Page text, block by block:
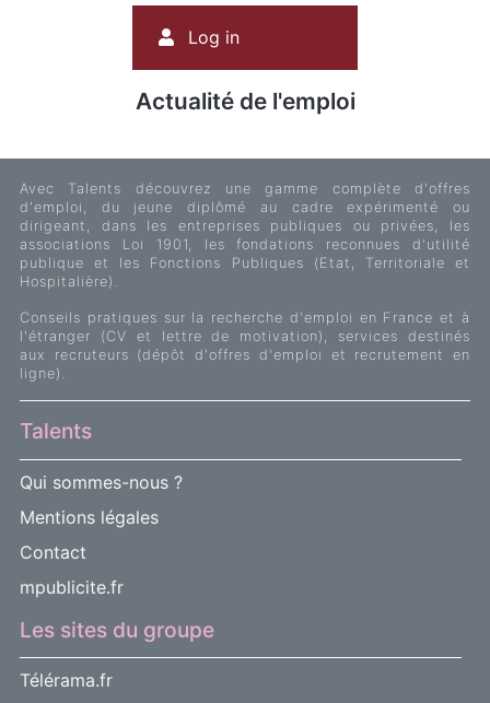
account
menu
Log in
Actualité de l'emploi
Avec Talents découvrez une gamme complète d'offres
d'emploi, du jeune diplômé au cadre expérimenté ou
dirigeant, dans les entreprises publiques ou privées, les
associations Loi 1901, les fondations reconnues d'utilité
publique et les Fonctions Publiques (Etat, Territoriale et
Hospitalière).
Conseils pratiques sur la recherche d'emploi en France et à
l'étranger (CV et lettre de motivation), services destinés
aux recruteurs (dépôt d'offres d'emploi et recrutement en
ligne).
Talents
Qui sommes-nous ?
Mentions légales
Contact
mpublicite.fr
Les sites du groupe
Télérama.fr